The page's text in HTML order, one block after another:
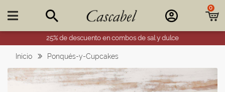

0
25% de descuento en combos de sal y dulce
Inicio Ponqués-y-Cupcakes